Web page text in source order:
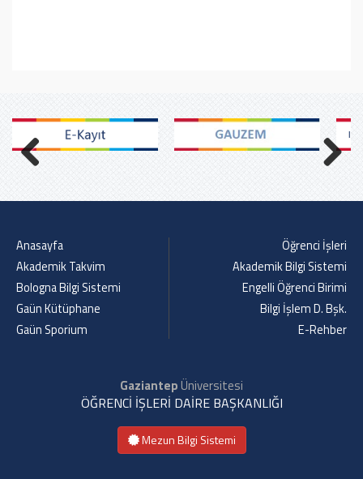
Anasayfa
Akademik Takvim
Bologna Bilgi Sistemi
Gaün Kütüphane
Gaün Sporium
Öğrenci İşleri
Akademik Bilgi Sistemi
Engelli Öğrenci Birimi
Bilgi İşlem D. Bşk.
E-Rehber
GaziantepÜniversitesi
ÖĞRENCİ İŞLERİ DAİRE BAŞKANLIĞI
Mezun Bilgi Sistemi